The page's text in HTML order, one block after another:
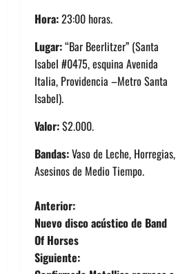
Hora:23:00 horas.
Lugar:“Bar Beerlitzer” (Santa
Isabel #0475, esquina Avenida
Italia, Providencia –Metro Santa
Isabel).
Valor:$2.000.
Bandas:Vaso de Leche, Horregias,
Asesinos de Medio Tiempo.
N
a
Anterior:
Nuevo disco acústico de Band
Of Horses
Siguiente: